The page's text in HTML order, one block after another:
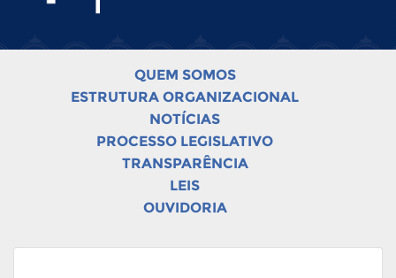
QUEM SOMOS
ESTRUTURA ORGANIZACIONAL
NOTÍCIAS
PROCESSO LEGISLATIVO
TRANSPARÊNCIA
LEIS
OUVIDORIA